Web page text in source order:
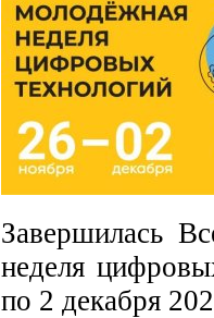
Завершилась
неделя
по 2 декабря